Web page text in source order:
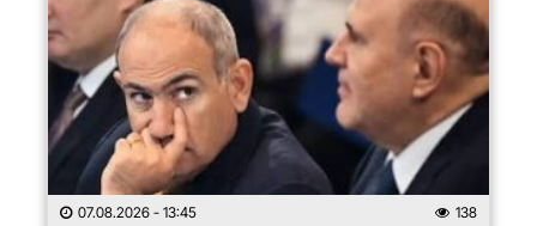
07.08.2026 - 13:45 138